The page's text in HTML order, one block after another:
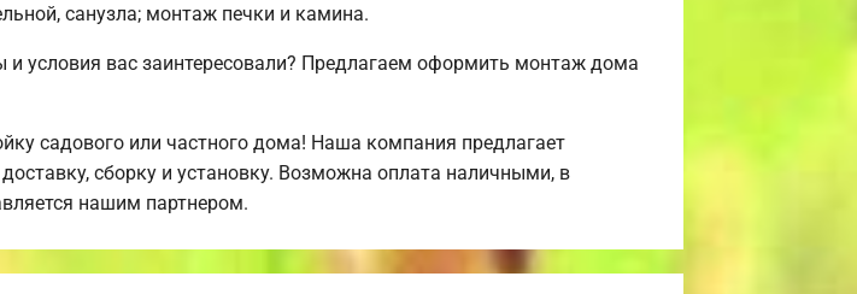
санузла; монтаж печки и камина.
условия вас заинтересовали? Предлагаем оформить монтаж дома
садового или частного дома! Наша компания предлагает
сборку и установку. Возможна оплата наличными, в
нашим партнером.